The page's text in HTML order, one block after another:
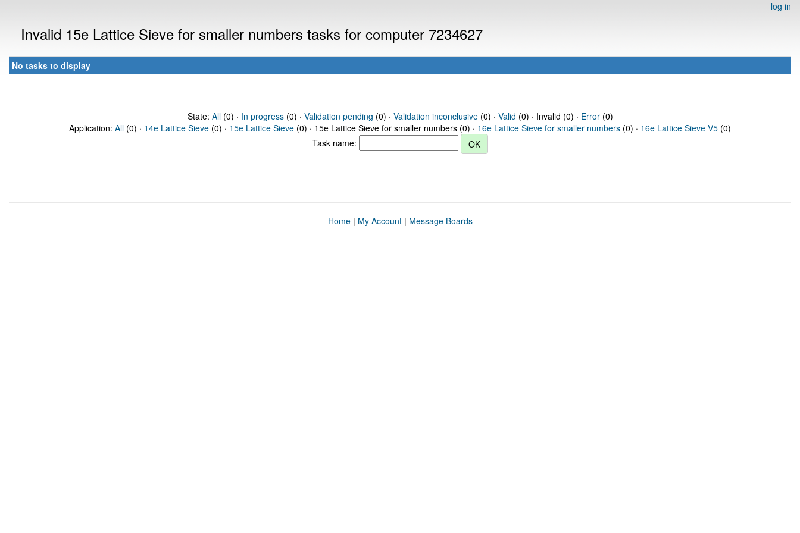
log in
Invalid 15e Lattice Sieve for smaller numbers tasks for computer 7234627
No tasks to display
State: All(0) · In progress(0) · Validation pending (0) · Validation inconclusive(0) · Valid (0) · Invalid (0) · Error(0)
Application: All (0) · 14e Lattice Sieve (0) · 15e Lattice Sieve (0) · 15e Lattice Sieve for smaller numbers (0) · 16e Lattice Sieve for smaller numbers (0) · 16e Lattice Sieve V5 (0)
Task name:
Home| My Account| Message Boards